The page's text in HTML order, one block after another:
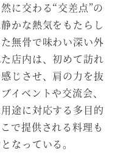
に交わる“交差点”の
かな熱気をもたらし
無骨で味わい深い外
店内は、初めて訪れ
じさせ、肩の力を抜
イベントや交流会、
途に対応する多目的
で提供される料理も
なっている。